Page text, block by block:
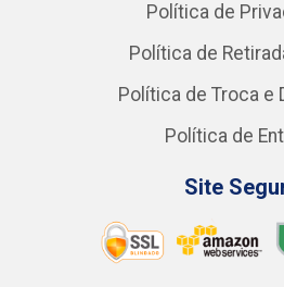
Política de
Política de
Política de Troca e
Política de
Site